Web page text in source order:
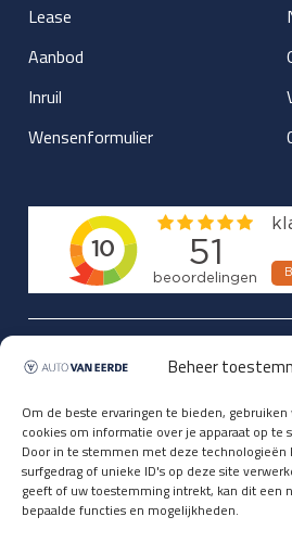
Beheer
Om de beste ervaringen te bieden,
cookies om informatie over je apparaat op te
Door in te stemmen met deze technologieën
surfgedrag of unieke ID's op deze site
geeft of uw toestemming intrekt, kan dit een
bepaalde functies en mogelijkheden.
Lease
Aanbod
Inruil
Wensenformulier
Updates over nieuwbinnen-komers
vóórdat ze op de portals staan?
Registreer je hier.
E-mailadres *